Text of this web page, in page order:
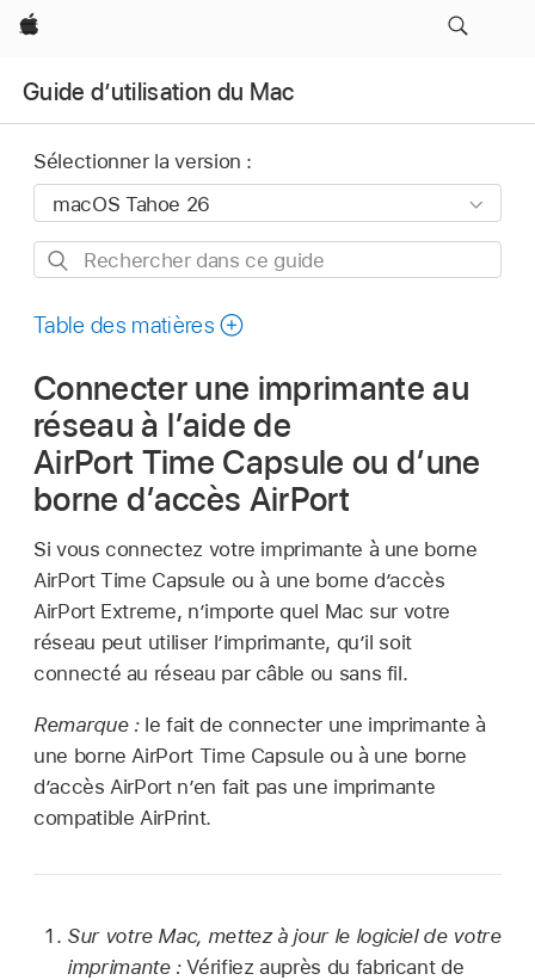
Apple
Guide d’utilisation du Mac
Sélectionner la version :
Rechercher
ce
Table des matières
Connecter une imprimante au
réseau à l’aide de
AirPort Time Capsule ou d’une
borne d’accès AirPort
Si vous connectez votre imprimante à une borne
AirPort Time Capsule ou à une borne d’accès
AirPort Extreme, n’importe quel Mac sur votre
réseau peut utiliser l’imprimante, qu’il soit
connecté au réseau par câble ou sans fil.
Remarque : le fait de connecter une imprimante à
une borne AirPort Time Capsule ou à une borne
d’accès AirPort n’en fait pas une imprimante
compatible AirPrint.
Sur votre Mac, mettez à jour le logiciel de votre
imprimante :Vérifiez auprès du fabricant de